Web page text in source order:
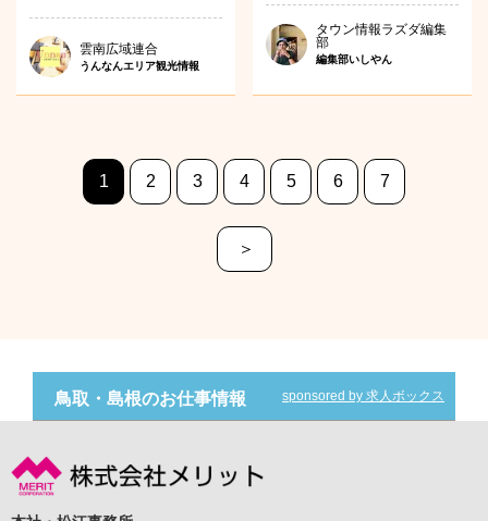
雲南広域連合
うんなんエリア観光情報
タウン情報ラズダ編集
部
編集部いしやん
1 2 3 4 5 6 7
＞
鳥取・島根のお仕事情報 sponsored by 求人ボックス